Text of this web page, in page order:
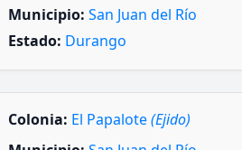
Municipio: San Juan del Río
Estado: Durango
Colonia: El Papalote(Ejido)